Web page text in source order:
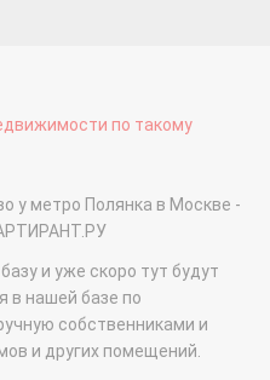
по такому
у метро Полянка в Москве -
и уже скоро тут будут
в нашей базе по
собственниками и
и других помещений.